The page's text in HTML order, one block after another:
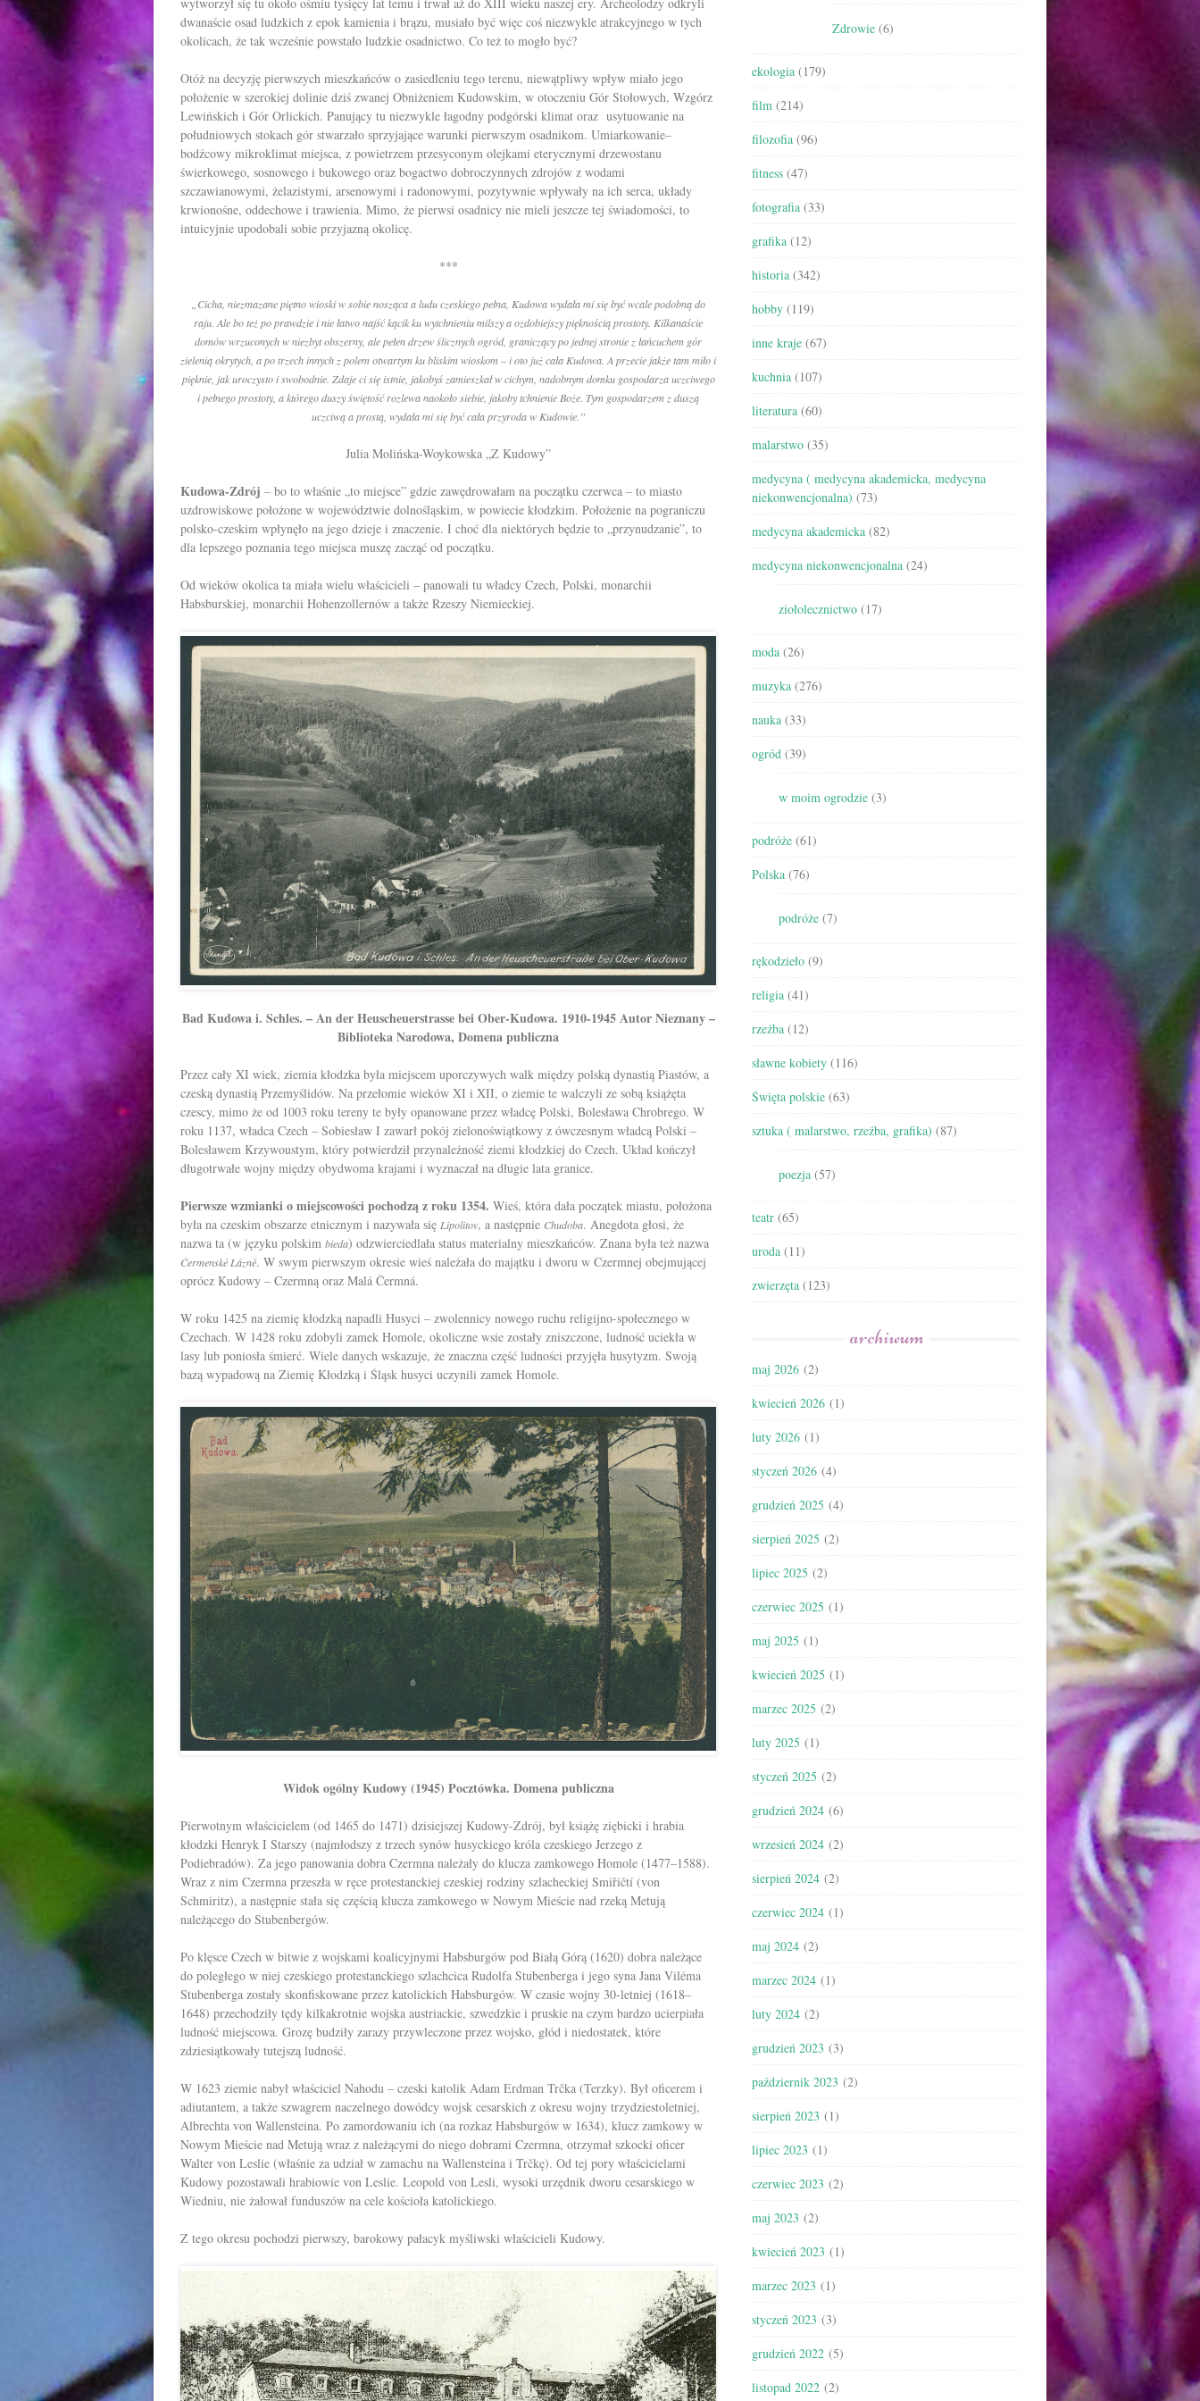
lub
zmniejszyć
dwanaście osad ludzkich z epok kamienia i brązu, musiało być więc coś niezwykle atrakcyjnego w tych
okolicach, że tak wcześnie powstało ludzkie osadnictwo. Co też to mogło być?
Otóż na decyzję pierwszych mieszkańców o zasiedleniu tego terenu, niewątpliwy wpływ miało jego
położenie w szerokiej dolinie dziś zwanej Obniżeniem Kudowskim, w otoczeniu Gór Stołowych, Wzgórz
Lewińskich i Gór Orlickich. Panujący tu niezwykle łagodny podgórski klimat oraz usytuowanie na
południowych stokach gór stwarzało sprzyjające warunki pierwszym osadnikom. Umiarkowanie–
bodźcowy mikroklimat miejsca, z powietrzem przesyconym olejkami eterycznymi drzewostanu
świerkowego, sosnowego i bukowego oraz bogactwo dobroczynnych zdrojów z wodami
szczawianowymi, żelazistymi, arsenowymi i radonowymi, pozytywnie wpływały na ich serca, układy
krwionośne, oddechowe i trawienia. Mimo, że pierwsi osadnicy nie mieli jeszcze tej świadomości, to
intuicyjnie upodobali sobie przyjazną okolicę.
***
„Cicha, niezmazane piętno wioski w sobie nosząca a ludu czeskiego pełna, Kudowa wydała mi się być wcale podobną do
raju. Ale bo też po prawdzie i nie łatwo najść kącik ku wytchnieniu milszy a ozdobiejszy pięknością prostoty. Kilkanaście
domów wrzuconych w niezbyt obszerny, ale pełen drzew ślicznych ogród, graniczący po jednej stronie z łańcuchem gór
zielenią okrytych, a po trzech innych z polem otwartym ku bliskim wioskom – i oto już cała Kudowa. A przecie jakże tam miło i
pięknie, jak uroczysto i swobodnie. Zdaje ci się istnie, jakobyś zamieszkał w cichym, nadobnym domku gospodarza uczciwego
i pełnego prostoty, a którego duszy świętość rozlewa naokoło siebie, jakoby tchnienie Boże. Tym gospodarzem z duszą
uczciwą a prostą, wydała mi się być cała przyroda w Kudowie.”
Julia Molińska-Woykowska „Z Kudowy”
Kudowa-Zdrój – bo to właśnie „to miejsce” gdzie zawędrowałam na początku czerwca – to miasto
uzdrowiskowe położone w województwie dolnośląskim, w powiecie kłodzkim. Położenie na pograniczu
polsko-czeskim wpłynęło na jego dzieje i znaczenie. I choć dla niektórych będzie to „przynudzanie”, to
dla lepszego poznania tego miejsca muszę zacząć od początku.
Od wieków okolica ta miała wielu właścicieli – panowali tu władcy Czech, Polski, monarchii
Habsburskiej, monarchii Hohenzollernów a także Rzeszy Niemieckiej.
Bad Kudowa i. Schles. – An der Heuscheuerstrasse bei Ober-Kudowa. 1910-1945 Autor Nieznany –
Biblioteka Narodowa, Domena publiczna
Przez cały XI wiek, ziemia kłodzka była miejscem uporczywych walk między polską dynastią Piastów, a
czeską dynastią Przemyślidów. Na przełomie wieków XI i XII, o ziemie te walczyli ze sobą książęta
czescy, mimo że od 1003 roku tereny te były opanowane przez władcę Polski, Bolesława Chrobrego. W
roku 1137, władca Czech – Sobiesław I zawarł pokój zielonoświątkowy z ówczesnym władcą Polski –
Bolesławem Krzywoustym, który potwierdził przynależność ziemi kłodzkiej do Czech. Układ kończył
długotrwałe wojny między obydwoma krajami i wyznaczał na długie lata granice.
Pierwsze wzmianki o miejscowości pochodzą z roku 1354. Wieś, która dała początek miastu, położona
była na czeskim obszarze etnicznym i nazywała się Lipolitov, a następnie Chudoba. Anegdota głosi, że
nazwa ta (w języku polskim bieda) odzwierciedlała status materialny mieszkańców. Znana była też nazwa
Čermenské Lázně. W swym pierwszym okresie wieś należała do majątku i dworu w Czermnej obejmującej
oprócz Kudowy – Czermną oraz Malá Čermná.
W roku 1425 na ziemię kłodzką napadli Husyci – zwolennicy nowego ruchu religijno-społecznego w
Czechach. W 1428 roku zdobyli zamek Homole, okoliczne wsie zostały zniszczone, ludność uciekła w
lasy lub poniosła śmierć. Wiele danych wskazuje, że znaczna część ludności przyjęła husytyzm. Swoją
bazą wypadową na Ziemię Kłodzką i Śląsk husyci uczynili zamek Homole.
Widok ogólny Kudowy (1945) Pocztówka. Domena publiczna
Pierwotnym właścicielem (od 1465 do 1471) dzisiejszej Kudowy-Zdrój, był książę ziębicki i hrabia
kłodzki Henryk I Starszy (najmłodszy z trzech synów husyckiego króla czeskiego Jerzego z
Podiebradów). Za jego panowania dobra Czermna należały do klucza zamkowego Homole (1477–1588).
Wraz z nim Czermna przeszła w ręce protestanckiej czeskiej rodziny szlacheckiej Smiřičtí (von
Schmiritz), a następnie stała się częścią klucza zamkowego w Nowym Mieście nad rzeką Metują
należącego do Stubenbergów.
Po klęsce Czech w bitwie z wojskami koalicyjnymi Habsburgów pod Białą Górą (1620) dobra należące
do poległego w niej czeskiego protestanckiego szlachcica Rudolfa Stubenberga i jego syna Jana Viléma
Stubenberga zostały skonfiskowane przez katolickich Habsburgów. W czasie wojny 30-letniej (1618–
1648) przechodziły tędy kilkakrotnie wojska austriackie, szwedzkie i pruskie na czym bardzo ucierpiała
ludność miejscowa. Grozę budziły zarazy przywleczone przez wojsko, głód i niedostatek, które
zdziesiątkowały tutejszą ludność.
W 1623 ziemie nabył właściciel Nahodu – czeski katolik Adam Erdman Trčka (Terzky). Był oficerem i
adiutantem, a także szwagrem naczelnego dowódcy wojsk cesarskich z okresu wojny trzydziestoletniej,
Albrechta von Wallensteina. Po zamordowaniu ich (na rozkaz Habsburgów w 1634), klucz zamkowy w
Nowym Mieście nad Metują wraz z należącymi do niego dobrami Czermna, otrzymał szkocki oficer
Walter von Leslie (właśnie za udział w zamachu na Wallensteina i Trčkę). Od tej pory właścicielami
Kudowy pozostawali hrabiowie von Leslie. Leopold von Lesli, wysoki urzędnik dworu cesarskiego w
Wiedniu, nie żałował funduszów na cele kościoła katolickiego.
Z tego okresu pochodzi pierwszy, barokowy pałacyk myśliwski właścicieli Kudowy.
Zdrowie (6)
ekologia (179)
film (214)
filozofia (96)
fitness (47)
fotografia (33)
grafika (12)
historia (342)
hobby (119)
inne kraje (67)
kuchnia (107)
literatura (60)
malarstwo (35)
medycyna ( medycyna akademicka, medycyna
niekonwencjonalna) (73)
medycyna akademicka (82)
medycyna niekonwencjonalna (24)
ziołolecznictwo (17)
moda (26)
muzyka (276)
nauka (33)
ogród (39)
w moim ogrodzie (3)
podróże (61)
Polska (76)
podróże (7)
rękodzieło (9)
religia (41)
rzeźba (12)
sławne kobiety (116)
Święta polskie (63)
sztuka ( malarstwo, rzeźba, grafika) (87)
poezja (57)
teatr (65)
uroda (11)
zwierzęta (123)
archiwum
maj 2026 (2)
kwiecień 2026 (1)
luty 2026 (1)
styczeń 2026 (4)
grudzień 2025 (4)
sierpień 2025 (2)
lipiec 2025 (2)
czerwiec 2025 (1)
maj 2025 (1)
kwiecień 2025 (1)
marzec 2025 (2)
luty 2025 (1)
styczeń 2025 (2)
grudzień 2024 (6)
wrzesień 2024 (2)
sierpień 2024 (2)
czerwiec 2024 (1)
maj 2024 (2)
marzec 2024 (1)
luty 2024 (2)
grudzień 2023 (3)
październik 2023 (2)
sierpień 2023 (1)
lipiec 2023 (1)
czerwiec 2023 (2)
maj 2023 (2)
kwiecień 2023 (1)
marzec 2023 (1)
styczeń 2023 (3)
grudzień 2022 (5)
listopad 2022 (2)